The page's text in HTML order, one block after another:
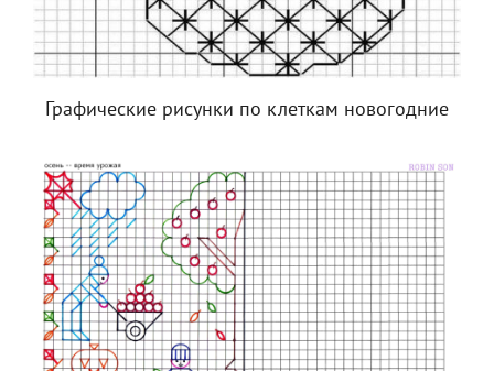
Графические рисунки по клеткам новогодние